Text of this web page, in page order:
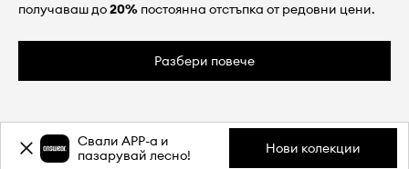
получаваш до20% постоянна отстъпка от редовни цени.
Разбери повече
Свали APP-a и
пазарувай лесно!
Нови колекции